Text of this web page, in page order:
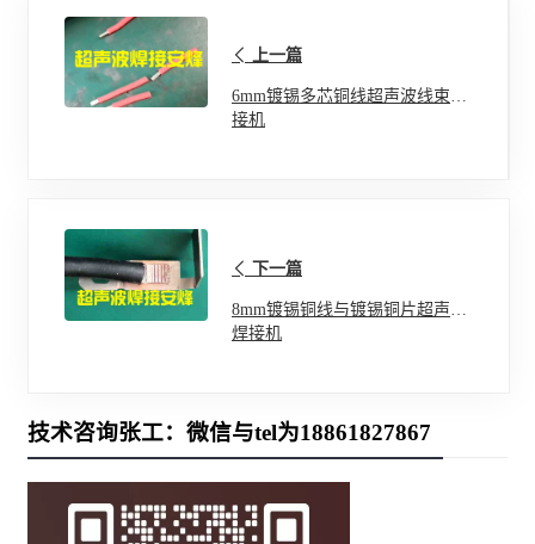
上一篇
6mm镀锡多芯铜线超声波线束焊
接机
下一篇
8mm镀锡铜线与镀锡铜片超声波
焊接机
技术咨询张工：微信与tel为18861827867